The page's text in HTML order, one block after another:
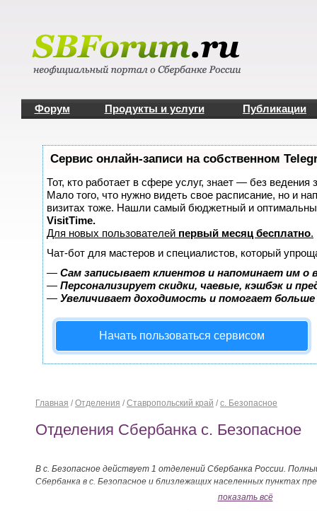
Форум Продукты и услуги Публикации
Сервис онлайн-записи на собственном
Тот, кто работает в сфере услуг, знает — без ведения
Мало того, что нужно видеть свое расписание, но и
визитах тоже. Нашли самый бюджетный и
VisitTime.
Для новых пользователей первый месяц бесплатно.
Чат-бот для мастеров и специалистов, который
— Сам записывает клиентов и напоминает им о
— Персонализирует скидки, чаевые, кэшбэк и
— Увеличивает доходимость и помогает
Начать пользоваться сервисом
Главная / Отделения / Ставропольский край / с. Безопасное
Отделения Сбербанка с. Безопасное
В с. Безопасное действует 1 отделений Сбербанка России.
Сбербанка в с. Безопасное и близлежащих населенных пунктах
показать всё